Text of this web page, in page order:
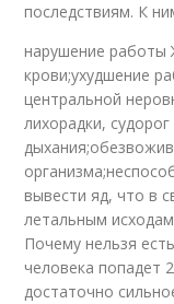
последствиям. К
нарушение работы
крови;ухудшение
центральной
лихорадки,
вывести яд, что в
летальным
Почему нельзя
человека попадет
достаточно